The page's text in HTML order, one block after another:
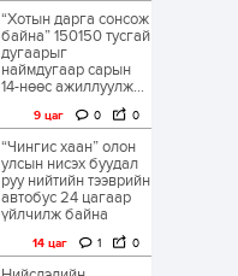
“Хотын дарга сонсож
байна” 150150 тусгай
дугаарыг
наймдугаар сарын
14-нөөс ажиллуулж...
9 цаг 0 0
“Чингис хаан” олон
улсын нисэх буудал
руу нийтийн тээврийн
автобус 24 цагаар
үйлчилж байна
14 цаг 1 0